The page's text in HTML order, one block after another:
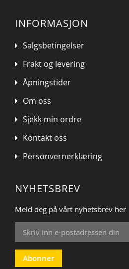
INFORMASJON
Salgsbetingelser
Frakt og levering
Åpningstider
Om oss
Sjekk min ordre
Kontakt oss
Personvernerklæring
NYHETSBREV
Meld deg på vårt nyhetsbrev her
Sign
Up
for
Our
Newsletter:
Abonner